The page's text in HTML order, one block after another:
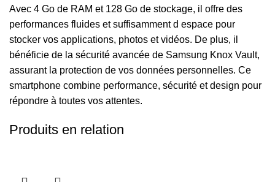
Avec 4 Go de RAM et 128 Go de stockage, il offre des
performances fluides et suffisamment d espace pour
stocker vos applications, photos et vidéos. De plus, il
bénéficie de la sécurité avancée de Samsung Knox Vault,
assurant la protection de vos données personnelles. Ce
smartphone combine performance, sécurité et design pour
répondre à toutes vos attentes.
Produits en relation